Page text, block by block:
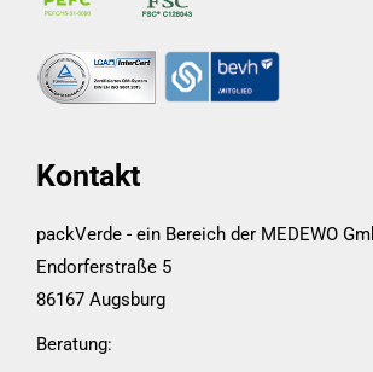
Kontakt
packVerde - ein Bereich der MEDEWO
Endorferstraße 5
86167 Augsburg
Beratung: